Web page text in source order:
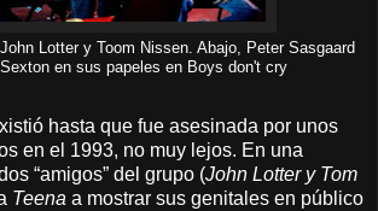
Lotter y Toom Nissen. Abajo, Peter Sasgaard
en sus papeles en Boys don't cry
hasta que fue asesinada por unos
en el 1993, no muy lejos. En una
“amigos” del grupo (John Lotter y Tom
Teena a mostrar sus genitales en público